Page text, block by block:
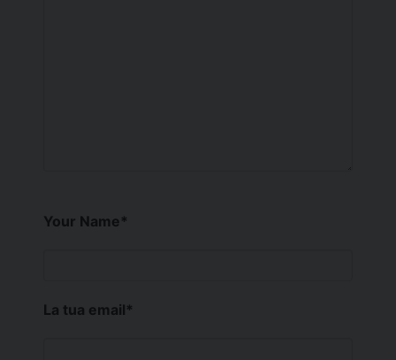
Your Name*
La tua email*